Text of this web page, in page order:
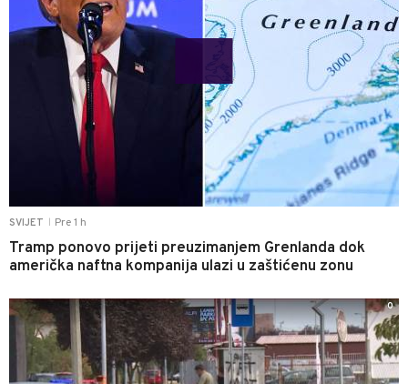
SVIJET Pre 1 h
Tramp ponovo prijeti preuzimanjem Grenlanda dok
američka naftna kompanija ulazi u zaštićenu zonu
0